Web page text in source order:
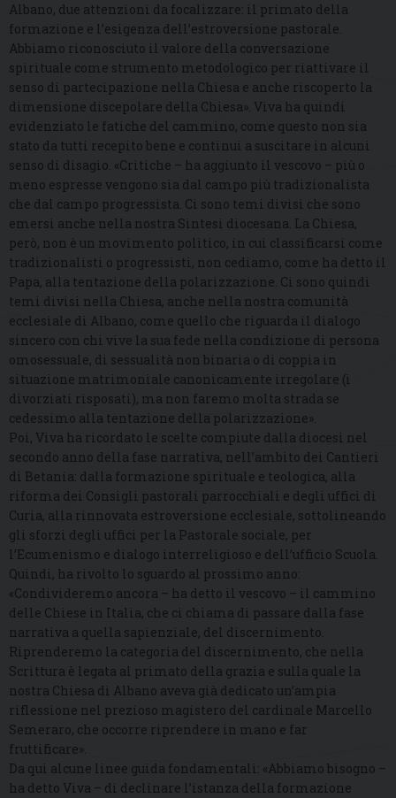
Albano, due attenzioni da focalizzare: il primato della
formazione e l’esigenza dell’estroversione pastorale.
Abbiamo riconosciuto il valore della conversazione
spirituale come strumento metodologico per riattivare il
senso di partecipazione nella Chiesa e anche riscoperto la
dimensione discepolare della Chiesa». Viva ha quindi
evidenziato le fatiche del cammino, come questo non sia
stato da tutti recepito bene e continui a suscitare in alcuni
senso di disagio. «Critiche – ha aggiunto il vescovo – più o
meno espresse vengono sia dal campo più tradizionalista
che dal campo progressista. Ci sono temi divisi che sono
emersi anche nella nostra Sintesi diocesana. La Chiesa,
però, non è un movimento politico, in cui classificarsi come
tradizionalisti o progressisti, non cediamo, come ha detto il
Papa, alla tentazione della polarizzazione. Ci sono quindi
temi divisi nella Chiesa, anche nella nostra comunità
ecclesiale di Albano, come quello che riguarda il dialogo
sincero con chi vive la sua fede nella condizione di persona
omosessuale, di sessualità non binaria o di coppia in
situazione matrimoniale canonicamente irregolare (i
divorziati risposati), ma non faremo molta strada se
cedessimo alla tentazione della polarizzazione».
Poi, Viva ha ricordato le scelte compiute dalla diocesi nel
secondo anno della fase narrativa, nell’ambito dei Cantieri
di Betania: dalla formazione spirituale e teologica, alla
riforma dei Consigli pastorali parrocchiali e degli uffici di
Curia, alla rinnovata estroversione ecclesiale, sottolineando
gli sforzi degli uffici per la Pastorale sociale, per
l’Ecumenismo e dialogo interreligioso e dell’ufficio Scuola.
Quindi, ha rivolto lo sguardo al prossimo anno:
«Condivideremo ancora – ha detto il vescovo – il cammino
delle Chiese in Italia, che ci chiama di passare dalla fase
narrativa a quella sapienziale, del discernimento.
Riprenderemo la categoria del discernimento, che nella
Scrittura è legata al primato della grazia e sulla quale la
nostra Chiesa di Albano aveva già dedicato un’ampia
riflessione nel prezioso magistero del cardinale Marcello
Semeraro, che occorre riprendere in mano e far
fruttificare».
Da qui alcune linee guida fondamentali: «Abbiamo bisogno –
ha detto Viva – di declinare l’istanza della formazione